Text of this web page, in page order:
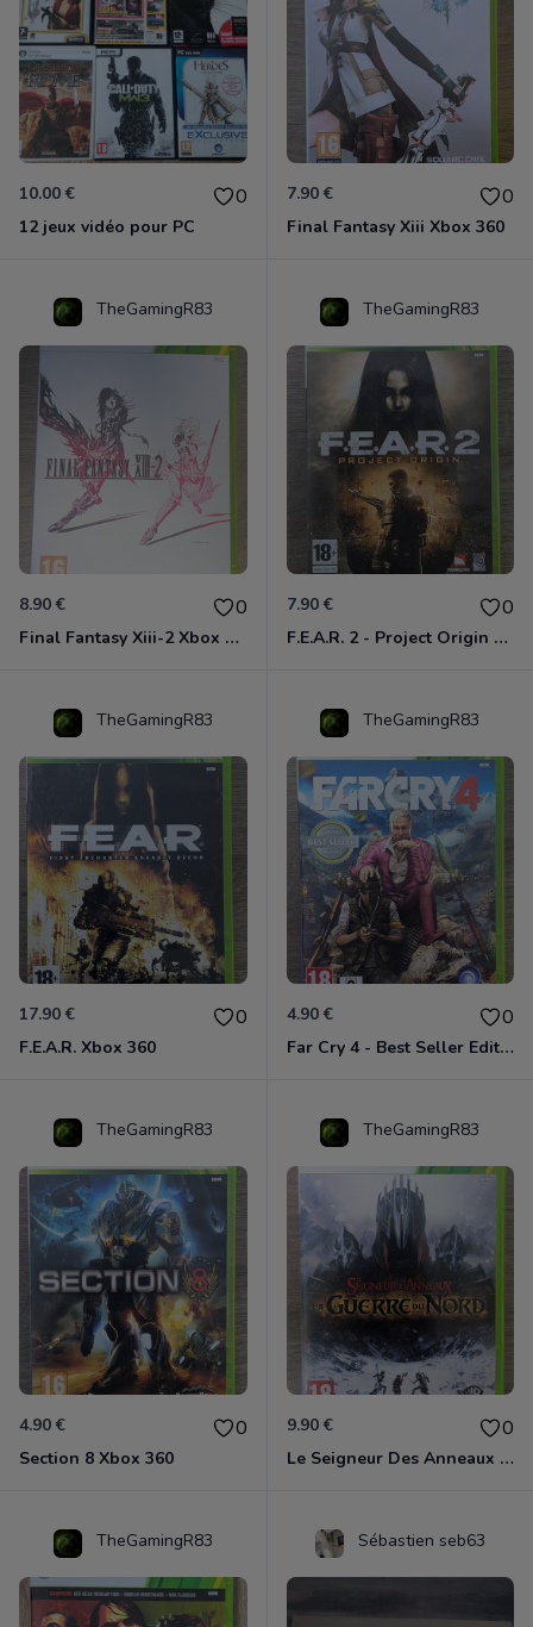
10.00 € 0
12 jeux vidéo pour PC
7.90 € 0
Final Fantasy Xiii Xbox 360
TheGamingR83
8.90 € 0
Final Fantasy Xiii-2 Xbox 360
TheGamingR83
7.90 € 0
F.E.A.R. 2 - Project Origin Xbox 360
TheGamingR83
17.90 € 0
F.E.A.R. Xbox 360
TheGamingR83
4.90 € 0
Far Cry 4 - Best Seller Edition Xbox 360
TheGamingR83
4.90 € 0
Section 8 Xbox 360
TheGamingR83
9.90 € 0
Le Seigneur Des Anneaux - La Guerre Du Nord Xbox 360
TheGamingR83 Sébastien seb63